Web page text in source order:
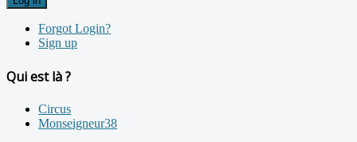
Forgot Login?
Sign up
Qui est là ?
Circus
Monseigneur38